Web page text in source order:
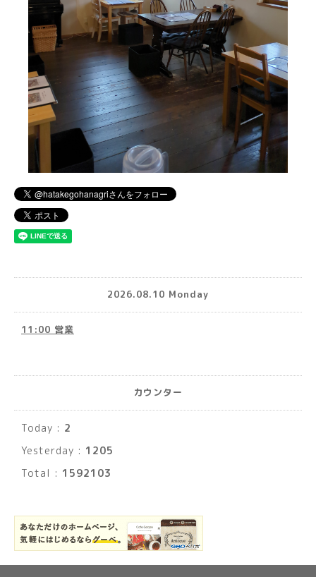
2026.08.10 Monday
11:00 営業
カウンター
Today : 2
Yesterday : 1205
Total : 1592103